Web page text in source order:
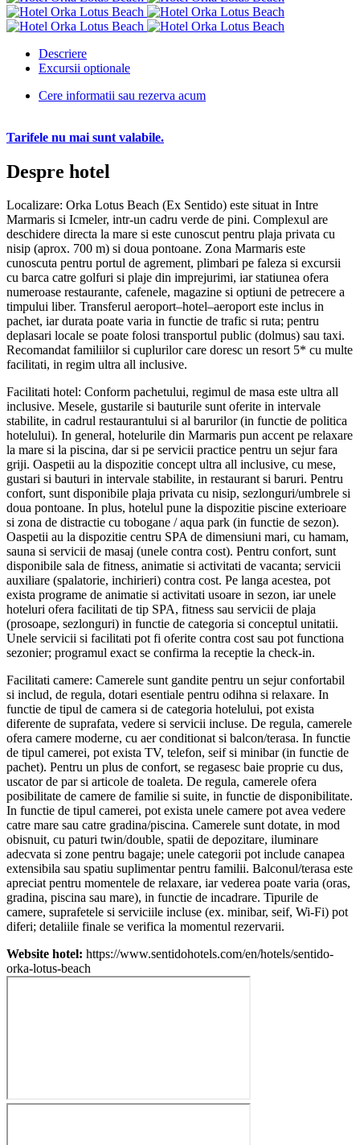
Descriere
Excursii optionale
Cere informatii sau rezerva acum
Tarifele nu mai sunt valabile.
Despre hotel
Localizare: Orka Lotus Beach (Ex Sentido) este situat in Intre
Marmaris si Icmeler, intr-un cadru verde de pini. Complexul are
deschidere directa la mare si este cunoscut pentru plaja privata cu
nisip (aprox. 700 m) si doua pontoane. Zona Marmaris este
cunoscuta pentru portul de agrement, plimbari pe faleza si excursii
cu barca catre golfuri si plaje din imprejurimi, iar statiunea ofera
numeroase restaurante, cafenele, magazine si optiuni de petrecere a
timpului liber. Transferul aeroport–hotel–aeroport este inclus in
pachet, iar durata poate varia in functie de trafic si ruta; pentru
deplasari locale se poate folosi transportul public (dolmus) sau taxi.
Recomandat familiilor si cuplurilor care doresc un resort 5* cu multe
facilitati, in regim ultra all inclusive.
Facilitati hotel: Conform pachetului, regimul de masa este ultra all
inclusive. Mesele, gustarile si bauturile sunt oferite in intervale
stabilite, in cadrul restaurantului si al barurilor (in functie de politica
hotelului). In general, hotelurile din Marmaris pun accent pe relaxare
la mare si la piscina, dar si pe servicii practice pentru un sejur fara
griji. Oaspetii au la dispozitie concept ultra all inclusive, cu mese,
gustari si bauturi in intervale stabilite, in restaurant si baruri. Pentru
confort, sunt disponibile plaja privata cu nisip, sezlonguri/umbrele si
doua pontoane. In plus, hotelul pune la dispozitie piscine exterioare
si zona de distractie cu tobogane / aqua park (in functie de sezon).
Oaspetii au la dispozitie centru SPA de dimensiuni mari, cu hamam,
sauna si servicii de masaj (unele contra cost). Pentru confort, sunt
disponibile sala de fitness, animatie si activitati de vacanta; servicii
auxiliare (spalatorie, inchirieri) contra cost. Pe langa acestea, pot
exista programe de animatie si activitati usoare in sezon, iar unele
hoteluri ofera facilitati de tip SPA, fitness sau servicii de plaja
(prosoape, sezlonguri) in functie de categoria si conceptul unitatii.
Unele servicii si facilitati pot fi oferite contra cost sau pot functiona
sezonier; programul exact se confirma la receptie la check-in.
Facilitati camere: Camerele sunt gandite pentru un sejur confortabil
si includ, de regula, dotari esentiale pentru odihna si relaxare. In
functie de tipul de camera si de categoria hotelului, pot exista
diferente de suprafata, vedere si servicii incluse. De regula, camerele
ofera camere moderne, cu aer conditionat si balcon/terasa. In functie
de tipul camerei, pot exista TV, telefon, seif si minibar (in functie de
pachet). Pentru un plus de confort, se regasesc baie proprie cu dus,
uscator de par si articole de toaleta. De regula, camerele ofera
posibilitate de camere de familie si suite, in functie de disponibilitate.
In functie de tipul camerei, pot exista unele camere pot avea vedere
catre mare sau catre gradina/piscina. Camerele sunt dotate, in mod
obisnuit, cu paturi twin/double, spatii de depozitare, iluminare
adecvata si zone pentru bagaje; unele categorii pot include canapea
extensibila sau spatiu suplimentar pentru familii. Balconul/terasa este
apreciat pentru momentele de relaxare, iar vederea poate varia (oras,
gradina, piscina sau mare), in functie de incadrare. Tipurile de
camere, suprafetele si serviciile incluse (ex. minibar, seif, Wi-Fi) pot
diferi; detaliile finale se verifica la momentul rezervarii.
Website hotel: https://www.sentidohotels.com/en/hotels/sentido-
orka-lotus-beach